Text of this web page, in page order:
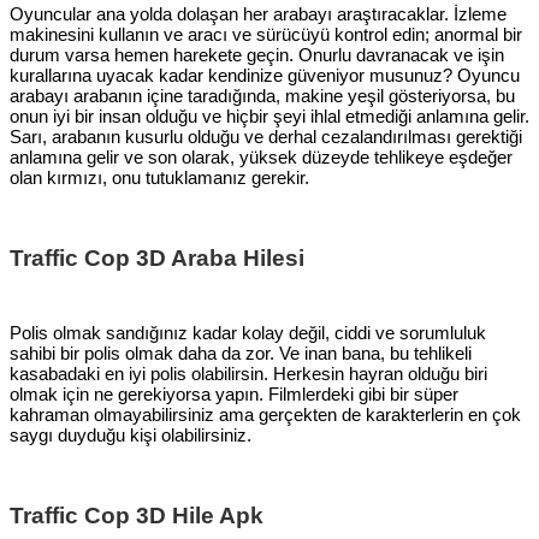
Oyuncular ana yolda dolaşan her arabayı araştıracaklar. İzleme
makinesini kullanın ve aracı ve sürücüyü kontrol edin; anormal bir
durum varsa hemen harekete geçin. Onurlu davranacak ve işin
kurallarına uyacak kadar kendinize güveniyor musunuz? Oyuncu
arabayı arabanın içine taradığında, makine yeşil gösteriyorsa, bu
onun iyi bir insan olduğu ve hiçbir şeyi ihlal etmediği anlamına gelir.
Sarı, arabanın kusurlu olduğu ve derhal cezalandırılması gerektiği
anlamına gelir ve son olarak, yüksek düzeyde tehlikeye eşdeğer
olan kırmızı, onu tutuklamanız gerekir.
Traffic Cop 3D Araba Hilesi
Polis olmak sandığınız kadar kolay değil, ciddi ve sorumluluk
sahibi bir polis olmak daha da zor. Ve inan bana, bu tehlikeli
kasabadaki en iyi polis olabilirsin. Herkesin hayran olduğu biri
olmak için ne gerekiyorsa yapın. Filmlerdeki gibi bir süper
kahraman olmayabilirsiniz ama gerçekten de karakterlerin en çok
saygı duyduğu kişi olabilirsiniz.
Traffic Cop 3D Hile Apk